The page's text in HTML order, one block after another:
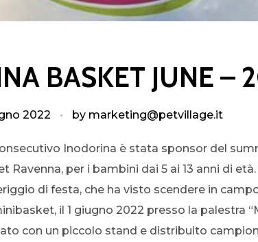
BASKET JUNE –
2022 by marketing@petvillage.it
Inodorina è stata sponsor del
Ravenna, per i bambini dai 5 ai 13 anni di età.
di festa, che ha visto scendere in
il 1 giugno 2022 presso la palestra
con un piccolo stand e distribuito